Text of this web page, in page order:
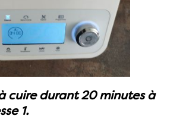
cuire durant 20 minutes à
1.